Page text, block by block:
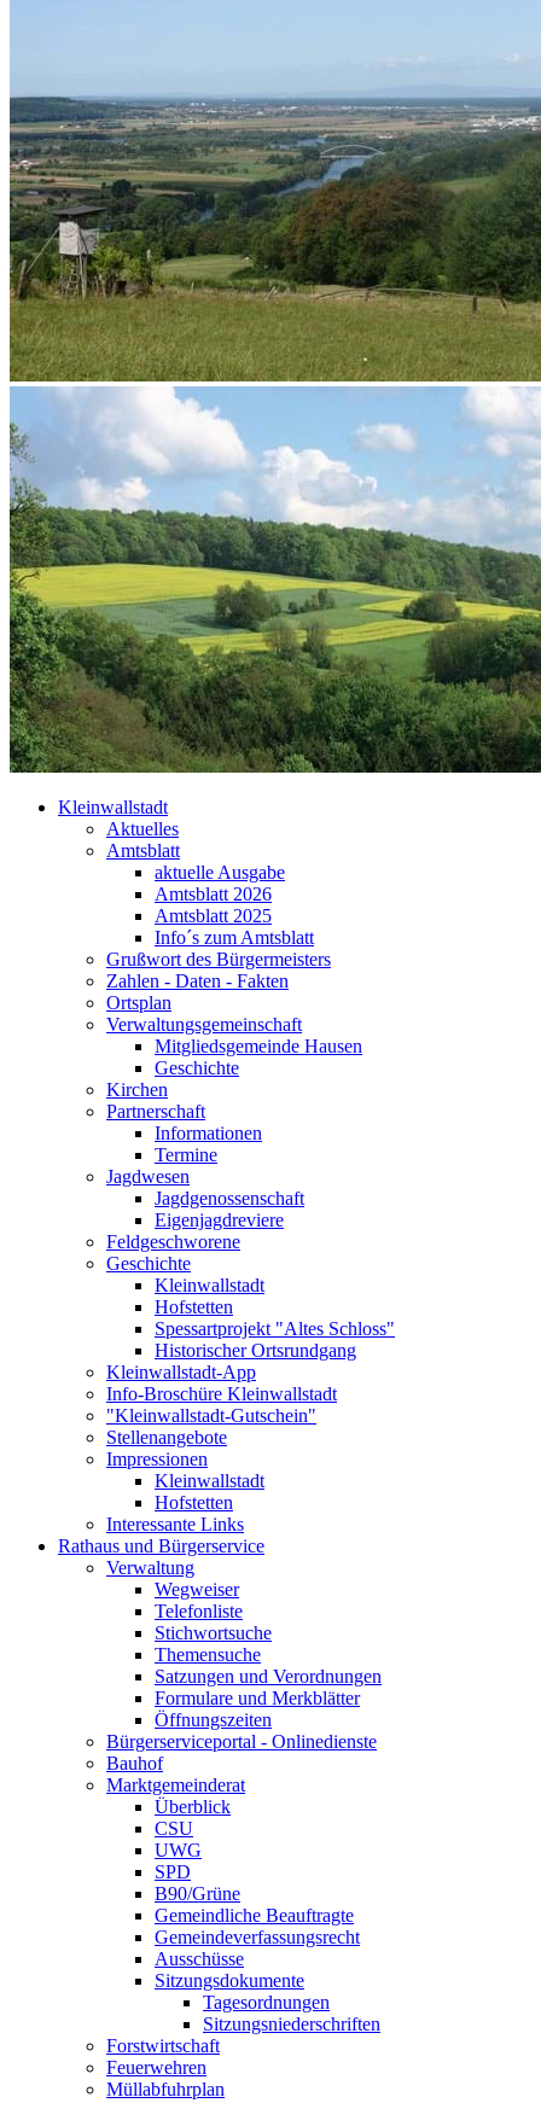
Kleinwallstadt
Aktuelles
Amtsblatt
aktuelle Ausgabe
Amtsblatt 2026
Amtsblatt 2025
Info´s zum Amtsblatt
Grußwort des Bürgermeisters
Zahlen - Daten - Fakten
Ortsplan
Verwaltungsgemeinschaft
Mitgliedsgemeinde Hausen
Geschichte
Kirchen
Partnerschaft
Informationen
Termine
Jagdwesen
Jagdgenossenschaft
Eigenjagdreviere
Feldgeschworene
Geschichte
Kleinwallstadt
Hofstetten
Spessartprojekt "Altes Schloss"
Historischer Ortsrundgang
Kleinwallstadt-App
Info-Broschüre Kleinwallstadt
"Kleinwallstadt-Gutschein"
Stellenangebote
Impressionen
Kleinwallstadt
Hofstetten
Interessante Links
Rathaus und Bürgerservice
Verwaltung
Wegweiser
Telefonliste
Stichwortsuche
Themensuche
Satzungen und Verordnungen
Formulare und Merkblätter
Öffnungszeiten
Bürgerserviceportal - Onlinedienste
Bauhof
Marktgemeinderat
Überblick
CSU
UWG
SPD
B90/Grüne
Gemeindliche Beauftragte
Gemeindeverfassungsrecht
Ausschüsse
Sitzungsdokumente
Tagesordnungen
Sitzungsniederschriften
Forstwirtschaft
Feuerwehren
Müllabfuhrplan